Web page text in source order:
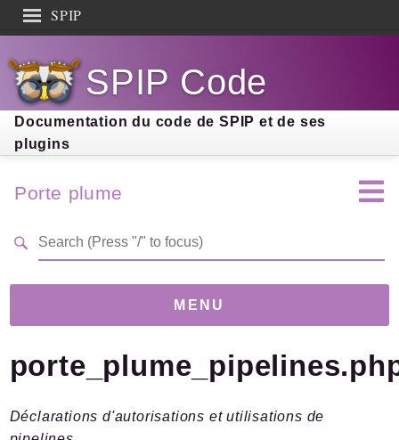
SPIP
Documentation
Contribution
Entraide
Découverte
SPIP Code
Documentation du code de SPIP et de ses
plugins
Porte plume
MENU
Version4.0.0-dev
(cc0d6d7)
Plugins.spip.net
Déclarations d'autorisations et utilisations de
Search results